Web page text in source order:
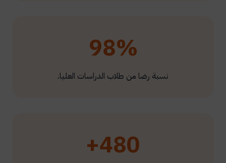
98%
نسبة رضا من طلاب الدراسات العليا.
480+